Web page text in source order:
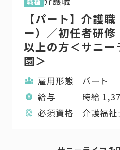
【パート】介護
ー）／初任者研
以上の方＜サニ
園＞
雇用形態
パート
給与
時給
必須資格
介護福祉